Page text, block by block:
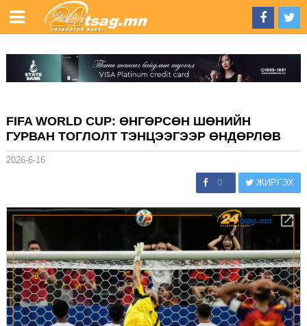
FIFA WORLD CUP: ӨНГӨРСӨН ШӨНИЙН
ГУРВАН ТОГЛОЛТ ТЭНЦЭЭГЭЭР ӨНДӨРЛӨВ
2026-6-16
0 ЖИРГЭХ